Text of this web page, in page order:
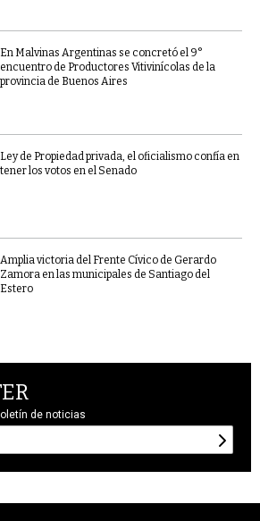
En Malvinas Argentinas se concretó el 9°
encuentro de Productores Vitivinícolas de la
provincia de Buenos Aires
Ley de Propiedad privada, el oficialismo confía en
tener los votos en el Senado
Amplia victoria del Frente Cívico de Gerardo
Zamora en las municipales de Santiago del
Estero
de noticias